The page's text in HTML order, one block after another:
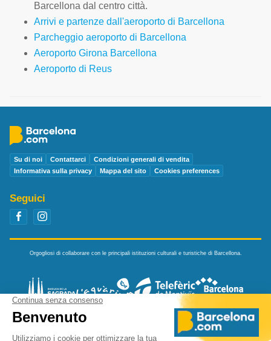
Barcellona dal centro città.
Arrivi e partenze dall'aeroporto di Barcellona
Parcheggio aeroporto di Barcellona
Aeroporto Girona Barcellona
Aeroporto di Reus
Su di noi Contattarci
Condizioni generali di vendita
Informativa sulla privacy
Mappa del sito Cookies preferences
Seguici
Orgogliosi di collaborare con le principali istituzioni culturali e turistiche di Barcellona.